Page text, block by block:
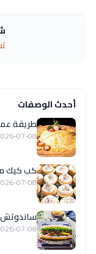
أحدث الوصفات
طريقة
07-08
كب كيك
07-08
ساندوتش
07-08